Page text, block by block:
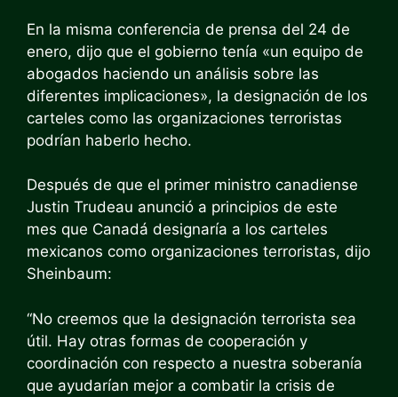
En la misma conferencia de prensa del 24 de
enero, dijo que el gobierno tenía «un equipo de
abogados haciendo un análisis sobre las
diferentes implicaciones», la designación de los
carteles como las organizaciones terroristas
podrían haberlo hecho.
Después de que el primer ministro canadiense
Justin Trudeau anunció a principios de este
mes que Canadá designaría a los carteles
mexicanos como organizaciones terroristas, dijo
Sheinbaum:
“No creemos que la designación terrorista sea
útil. Hay otras formas de cooperación y
coordinación con respecto a nuestra soberanía
que ayudarían mejor a combatir la crisis de